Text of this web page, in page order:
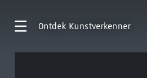
Ontdek Kunstverkenner